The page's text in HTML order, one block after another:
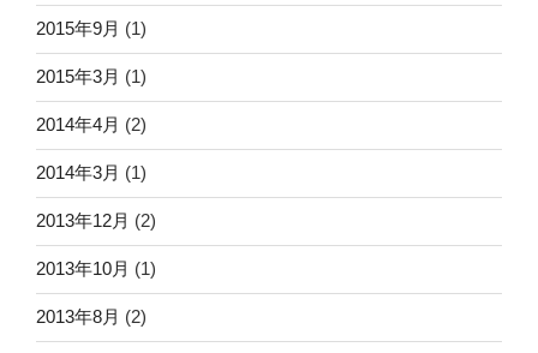
2015年9月 (1)
2015年3月 (1)
2014年4月 (2)
2014年3月 (1)
2013年12月 (2)
2013年10月 (1)
2013年8月 (2)